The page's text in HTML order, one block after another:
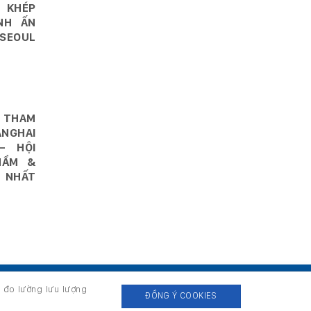
KHÉP
ẤN
HỘI
&
đo lường lưu lượng
ĐỒNG Ý COOKIES